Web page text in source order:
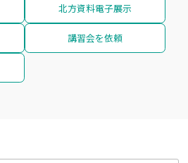
北方資料電子展示
講習会を依頼